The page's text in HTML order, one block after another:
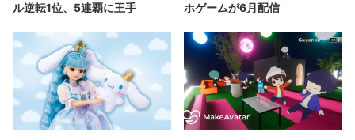
ル逆転1位、5連覇に王手
ホゲームが6月配信